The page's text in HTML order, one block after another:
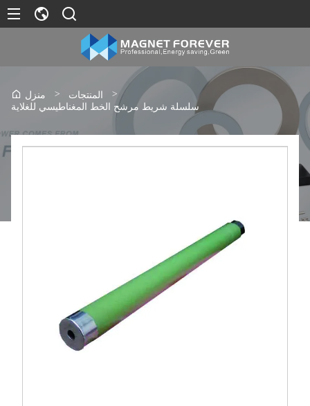
منزل > المنتجات
>
سلسلة شريط مرشح الخط المغناطيسي للغلاية